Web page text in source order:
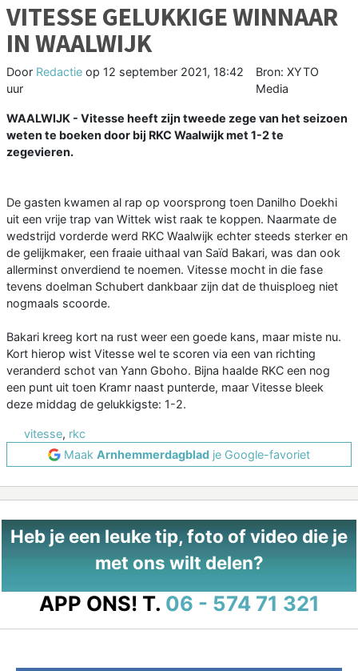
VITESSE GELUKKIGE WINNAAR
IN WAALWIJK
Door Redactie op 12 september 2021, 18:42
uur
Bron: XYTO
Media
WAALWIJK - Vitesse heeft zijn tweede zege van het seizoen
weten te boeken door bij RKC Waalwijk met 1-2 te
zegevieren.
De gasten kwamen al rap op voorsprong toen Danilho Doekhi
uit een vrije trap van Wittek wist raak te koppen. Naarmate de
wedstrijd vorderde werd RKC Waalwijk echter steeds sterker en
de gelijkmaker, een fraaie uithaal van Saïd Bakari, was dan ook
allerminst onverdiend te noemen. Vitesse mocht in die fase
tevens doelman Schubert dankbaar zijn dat de thuisploeg niet
nogmaals scoorde.
Bakari kreeg kort na rust weer een goede kans, maar miste nu.
Kort hierop wist Vitesse wel te scoren via een van richting
veranderd schot van Yann Gboho. Bijna haalde RKC een nog
een punt uit toen Kramr naast punterde, maar Vitesse bleek
deze middag de gelukkigste: 1-2.
vitesse, rkc
Maak Arnhemmerdagblad je Google-favoriet
Heb je een leuke tip, foto of video die je
met ons wilt delen?
APP ONS! T. 06 - 574 71 321